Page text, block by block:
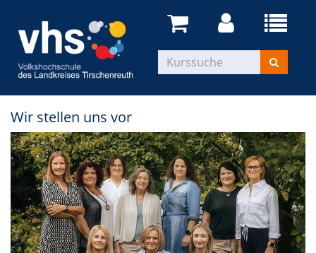
Wir stellen uns vor